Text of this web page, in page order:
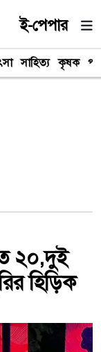
ই-পেপার
সাহিত্য কৃষক
২০,দুই
হিড়িক